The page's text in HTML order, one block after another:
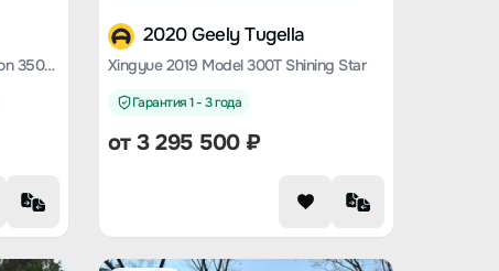
Xingyue 2020 high-energy version 350T Shining Star
2020 Geely Tugella
Xingyue 2019 Model 300T Shining Star
Гарантия 1 - 3 года
от3 295 500₽